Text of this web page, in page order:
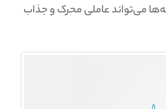
می‌تواند عاملی محرک و جذاب